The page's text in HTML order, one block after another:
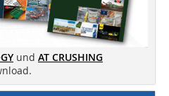
und AT CRUSHING